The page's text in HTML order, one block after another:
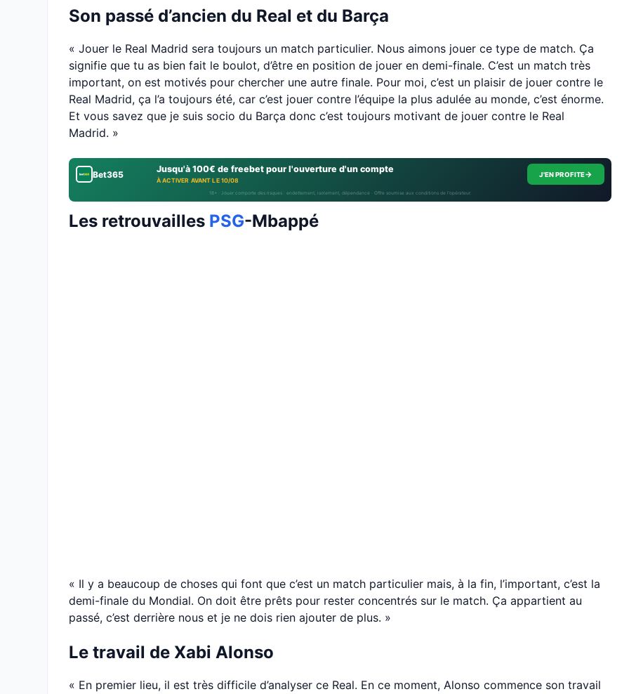
Son passé d’ancien du Real et du Barça
« Jouer le Real Madrid sera toujours un match particulier. Nous aimons jouer ce type de match. Ça
signifie que tu as bien fait le boulot, d’être en position de jouer en demi-finale. C’est un match très
important, on est motivés pour chercher une autre finale. Pour moi, c’est un plaisir de jouer contre le
Real Madrid, ça l’a toujours été, car c’est jouer contre l’équipe la plus adulée au monde, c’est énorme.
Et vous savez que je suis socio du Barça donc c’est toujours motivant de jouer contre le Real
Madrid. »
Bet365 Jusqu'à 100€ de freebet pour l'ouverture d'un compte
À ACTIVER AVANT LE 10/08
J'EN PROFITE→
18+ · Jouer comporte des risques : endettement, isolement, dépendance · Offre soumise aux conditions de l’opérateur.
Les retrouvailles PSG-Mbappé
« Il y a beaucoup de choses qui font que c’est un match particulier mais, à la fin, l’important, c’est la
demi-finale du Mondial. On doit être prêts pour rester concentrés sur le match. Ça appartient au
passé, c’est derrière nous et je ne dois rien ajouter de plus. »
Le travail de Xabi Alonso
« En premier lieu, il est très difficile d’analyser ce Real. En ce moment, Alonso commence son travail